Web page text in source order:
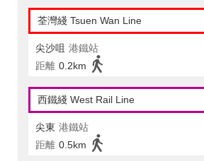
荃灣綫 Tsuen Wan Line
尖沙咀 港鐵站
距離 0.2km
西鐵綫 West Rail Line
尖東 港鐵站
距離 0.5km